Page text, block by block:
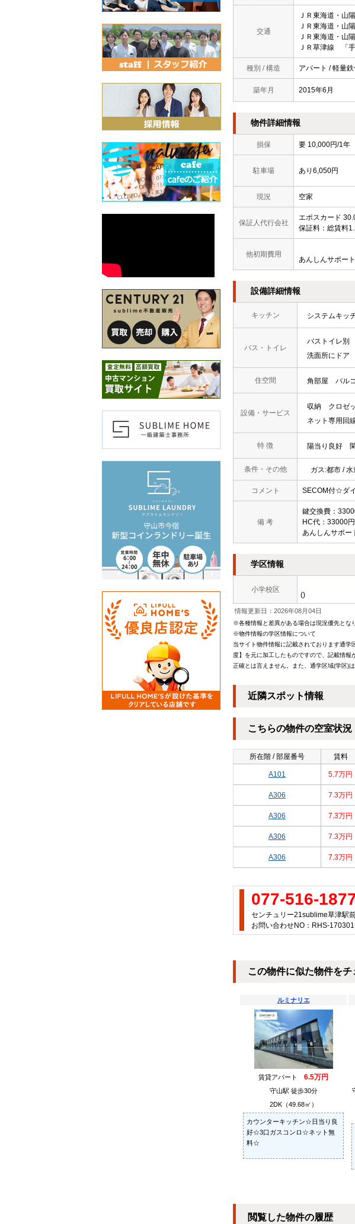
交通
ＪＲ東海道・山
ＪＲ東海道・
ＪＲ東海道・
ＪＲ草津線 「
種別 / 構造 アパート / 軽量鉄
築年月 2015年6月
物件詳細情報
損保 要 10,000円/1年
駐車場 あり6,050円
現況 空家
保証人代行会社
エポスカード
保証料：総賃料
他初期費用
あんしんサポ
設備詳細情報
キッチン システムキッ
バス・トイレ
バストイレ別
洗面所にドア
住空間 角部屋 バル
設備・サービス
収納 クロゼ
ネット専用回
特 徴 陽当り良好
条件・その他 ガス:都市 /
コメント SECOM付☆ダ
備 考
鍵交換費：
HC代：33000円
あんしんサポー
学区情報
小学校区
()
情報更新日：2026年08月04日
※各種情報と差異がある場合は現況優先とな
※物件情報の学区情報について
当サイト物件情報に記載されております通
度】を元に加工したものですので、記載情
正確とは言えません。また、通学区域(学区)
近隣スポット情報
こちらの物件の空室状況
所在階 / 部屋番号 賃料
A101 5.7万円
A306 7.3万円
A306 7.3万円
A306 7.3万円
A306 7.3万円
077-516-
センチュリー21sublime草津駅
お問い合わせNO：RHS-
この物件に似た物件をチ
ルミナリエ
賃貸アパート 6.5万円
守山駅 徒歩30分
2DK（49.68㎡）
カウンターキッチン☆日当り良
好☆3口ガスコンロ☆ネット無
料☆
閲覧した物件の履歴